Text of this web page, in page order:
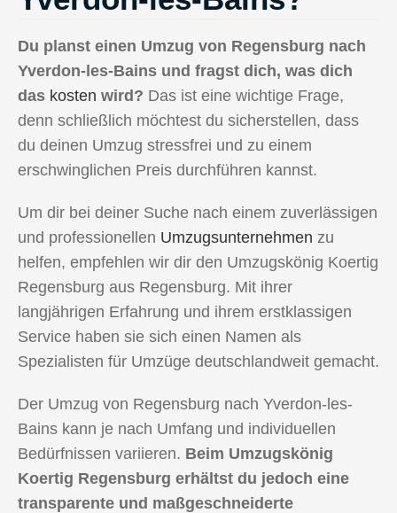
Du planst einen Umzug von Regensburg nach
Yverdon-les-Bains und fragst dich, was dich
das kosten wird? Das ist eine wichtige Frage,
denn schließlich möchtest du sicherstellen, dass
du deinen Umzug stressfrei und zu einem
erschwinglichen Preis durchführen kannst.
Um dir bei deiner Suche nach einem zuverlässigen
und professionellen Umzugsunternehmen zu
helfen, empfehlen wir dir den Umzugskönig Koertig
Regensburg aus Regensburg. Mit ihrer
langjährigen Erfahrung und ihrem erstklassigen
Service haben sie sich einen Namen als
Spezialisten für Umzüge deutschlandweit gemacht.
Der Umzug von Regensburg nach Yverdon-les-
Bains kann je nach Umfang und individuellen
Bedürfnissen variieren. Beim Umzugskönig
Koertig Regensburg erhältst du jedoch eine
transparente und maßgeschneiderte